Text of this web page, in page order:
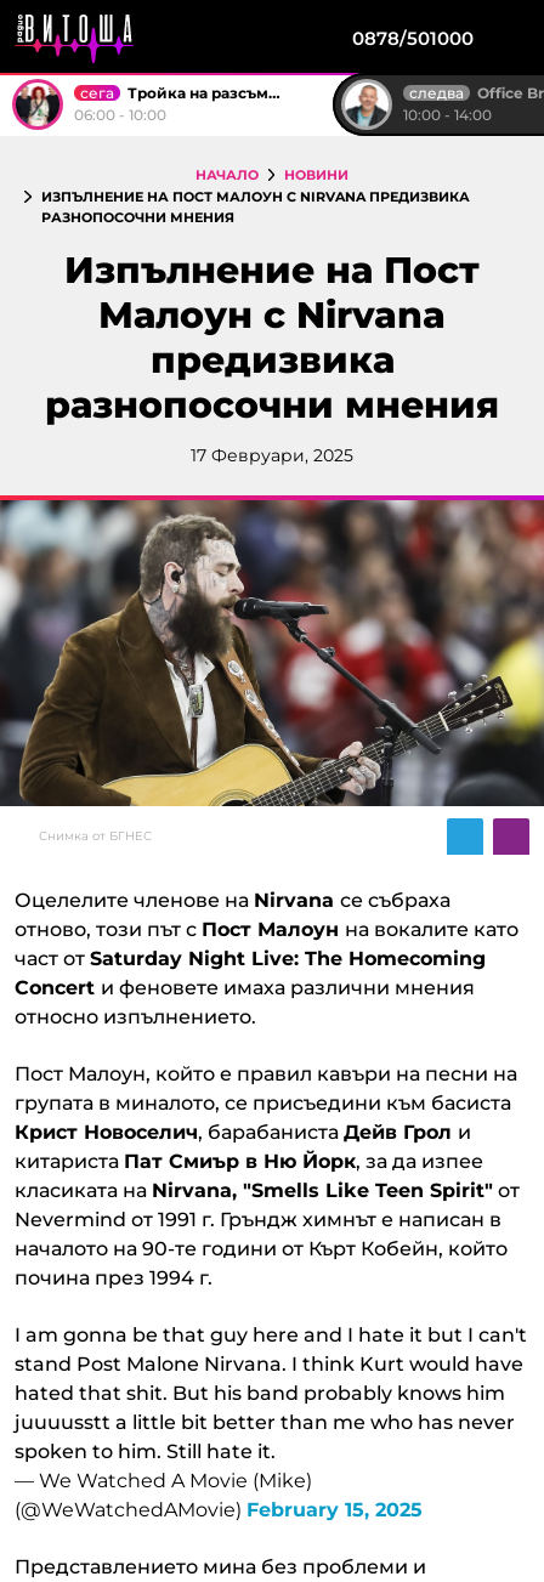
0878/501000
сега
Тройка на разсъмване
06:00 - 10:00
следва
Office
10:00 - 14:00
НАЧАЛО
НОВИНИ
ИЗПЪЛНЕНИЕ НА ПОСТ МАЛОУН С NIRVANA ПРЕДИЗВИКА
РАЗНОПОСОЧНИ МНЕНИЯ
Изпълнение на Пост
Малоун с Nirvana
предизвика
разнопосочни мнения
17 Февруари, 2025
Снимка от БГНЕС
Оцелелите членове на Nirvana се събраха
отново, този път с Пост Малоун на вокалите като
част от Saturday Night Live: The Homecoming
Concert и феновете имаха различни мнения
относно изпълнението.
Пост Малоун, който е правил кавъри на песни на
групата в миналото, се присъедини към басиста
Крист Новоселич, барабаниста Дейв Грол и
китариста Пат Смиър в Ню Йорк, за да изпее
класиката на Nirvana, "Smells Like Teen Spirit" от
Nevermind от 1991 г. Гръндж химнът е написан в
началото на 90-те години от Кърт Кобейн, който
почина през 1994 г.
I am gonna be that guy here and I hate it but I can't
stand Post Malone Nirvana. I think Kurt would have
hated that shit. But his band probably knows him
juuuusstt a little bit better than me who has never
spoken to him. Still hate it.
— We Watched A Movie (Mike)
(@WeWatchedAMovie) February 15, 2025
Представлението мина без проблеми и